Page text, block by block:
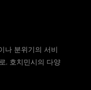
나 분위기의 서비
, 호치민시의 다양